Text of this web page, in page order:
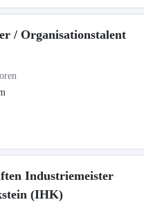
/ Organisationstalent
Industriemeister
(IHK)